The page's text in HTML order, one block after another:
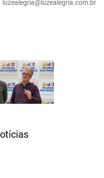
luzealegria@luzealegria.com.br